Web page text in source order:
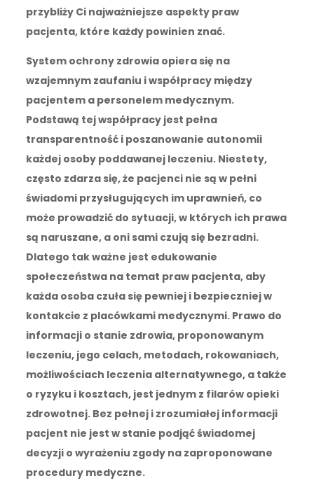
przybliży Ci najważniejsze aspekty praw
pacjenta, które każdy powinien znać.
System ochrony zdrowia opiera się na
wzajemnym zaufaniu i współpracy między
pacjentem a personelem medycznym.
Podstawą tej współpracy jest pełna
transparentność i poszanowanie autonomii
każdej osoby poddawanej leczeniu. Niestety,
często zdarza się, że pacjenci nie są w pełni
świadomi przysługujących im uprawnień, co
może prowadzić do sytuacji, w których ich prawa
są naruszane, a oni sami czują się bezradni.
Dlatego tak ważne jest edukowanie
społeczeństwa na temat praw pacjenta, aby
każda osoba czuła się pewniej i bezpieczniej w
kontakcie z placówkami medycznymi. Prawo do
informacji o stanie zdrowia, proponowanym
leczeniu, jego celach, metodach, rokowaniach,
możliwościach leczenia alternatywnego, a także
o ryzyku i kosztach, jest jednym z filarów opieki
zdrowotnej. Bez pełnej i zrozumiałej informacji
pacjent nie jest w stanie podjąć świadomej
decyzji o wyrażeniu zgody na zaproponowane
procedury medyczne.